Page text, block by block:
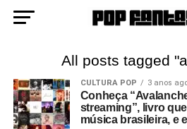
All posts tagged
CULTURA POP 3 anos
Conheça
streaming”, livro
música brasileira, e